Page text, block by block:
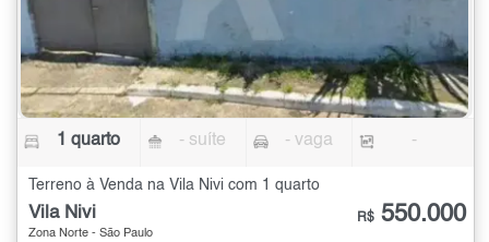
1 quarto - suíte - vaga -
Terreno à Venda na Vila Nivi com 1 quarto
Vila Nivi
Zona Norte - São Paulo
R$ 550.000